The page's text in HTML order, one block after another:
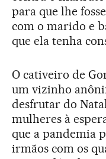
para que lhe
com o marido e
que ela tenha
O cativeiro de
um vizinho
desfrutar do
mulheres à
que a pandemia
irmãos com os